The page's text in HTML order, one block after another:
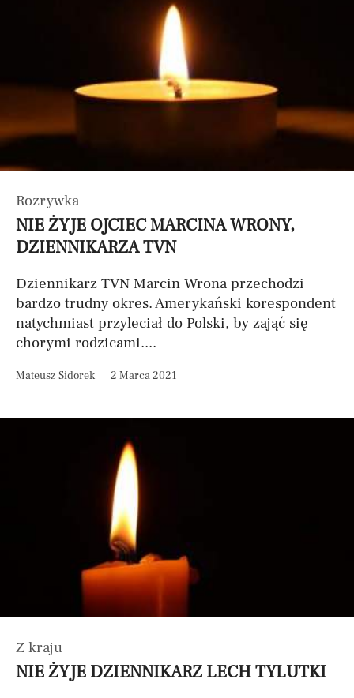
Rozrywka
NIE ŻYJE OJCIEC MARCINA WRONY,
DZIENNIKARZA TVN
Dziennikarz TVN Marcin Wrona przechodzi
bardzo trudny okres. Amerykański korespondent
natychmiast przyleciał do Polski, by zająć się
chorymi rodzicami....
Mateusz Sidorek 2 Marca 2021
Z kraju
NIE ŻYJE DZIENNIKARZ LECH TYLUTKI